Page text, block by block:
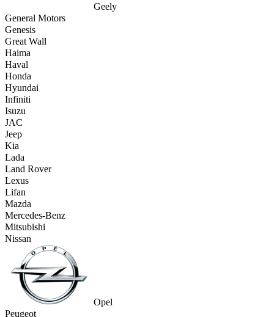
Geely
General Motors
Genesis
Great Wall
Haima
Haval
Honda
Hyundai
Infiniti
Isuzu
JAC
Jeep
Kia
Lada
Land Rover
Lexus
Lifan
Mazda
Mercedes-Benz
Mitsubishi
Nissan
Opel
Peugeot